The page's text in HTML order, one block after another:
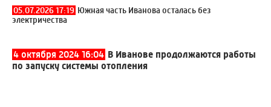
05.07.2026 17:19 Южная часть Иванова осталась без
электричества
4 октября 2024 16:04 В Иванове продолжаются работы
по запуску системы отопления